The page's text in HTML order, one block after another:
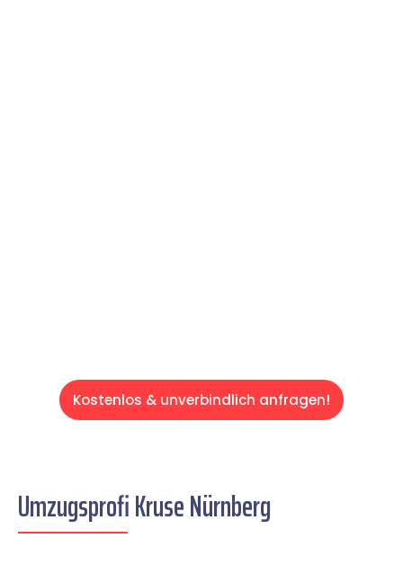
Kostenlos & unverbindlich anfragen!
Umzugsprofi Kruse Nürnberg